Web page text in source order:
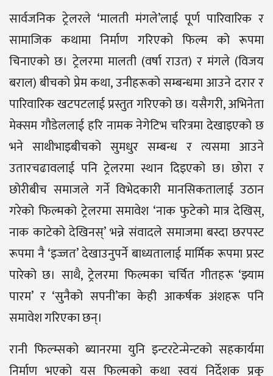
सार्वजनिक ट्रेलरले ‘मालती मंगले’लाई पूर्ण पारिवारिक र
सामाजिक कथामा निर्माण गरिएको फिल्म को रूपमा
चिनाएको छ। ट्रेलरमा मालती (वर्षा राउत) र मंगले (विजय
बराल) बीचको प्रेम कथा, उनीहरूको सम्बन्धमा आउने दरार र
पारिवारिक खटपटलाई प्रस्तुत गरिएको छ। यसैगरी, अभिनेता
मेक्सम गौडेललाई हरि नामक नेगेटिभ चरित्रमा देखाइएको छ
भने साथीभाइबीचको सुमधुर सम्बन्ध र त्यसमा आउने
उतारचढावलाई पनि ट्रेलरमा स्थान दिइएको छ। छोरा र
छोरीबीच समाजले गर्ने विभेदकारी मानसिकतालाई उठान
गरेको फिल्मको ट्रेलरमा समावेश ‘नाक फुटेको मात्र देखिस्,
नाक काटेको देखिनस्’ भन्ने संवादले समाजमा बस्दा छरपस्ट
रूपमा नै ‘इज्जत’ देखाउनुपर्ने बाध्यतालाई मार्मिक रूपमा प्रस्ट
पारेको छ। साथै, ट्रेलरमा फिल्मका चर्चित गीतहरू ‘झ्याम
पारम’ र ‘सुनैको सपनी’का केही आकर्षक अंशहरू पनि
समावेश गरिएका छन्।
रानी फिल्म्सको ब्यानरमा युनि इन्टरटेन्मेन्टको सहकार्यमा
निर्माण भएको यस फिल्मको कथा स्वयं निर्देशक प्रकु